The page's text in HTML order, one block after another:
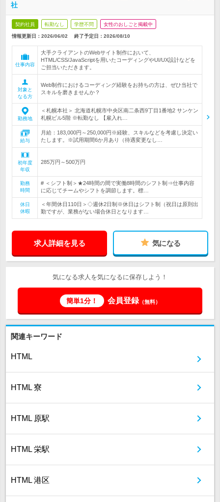
社
契約社員 転勤なし 学歴不問 女性のおしごと掲載中
情報更新日：2026/06/02 終了予定日： 2026/08/10
仕事内容
大手クライアントのWebサイト制作において、
HTML/CSS/JavaScriptを用いたコーディングやUI/UX設計などを
ご担当いただきます。
対象と
なる方
Web制作におけるコーディング経験をお持ちの方は、ぜひ当社で
スキルを磨きませんか？
勤務地
＜札幌本社＞ 北海道札幌市中央区南二条西9丁目1番地2 サンケン
札幌ビル5階 ※転勤なし 【雇入れ…
給与
月給：183,000円～250,000円※経験、スキルなどを考慮し決定い
たします。※試用期間6か月あり（待遇変更なし…
初年度
年収
285万円～500万円
勤務
時間
# ＜シフト制＞★24時間の間で実働8時間のシフト制⇒仕事内容
に応じてチームやシフトを調節します。標…
休日
休暇
＜年間休日110日＞◇週休2日制※休日はシフト制（祝日は原則出
勤ですが、業務がない場合休日となります…
求人詳細を見る 気になる
気になる求人を気になるに保存しよう！
簡単1分！ 会員登録（無料）
関連キーワード
HTML
HTML 寮
HTML 原駅
HTML 栄駅
HTML 港区